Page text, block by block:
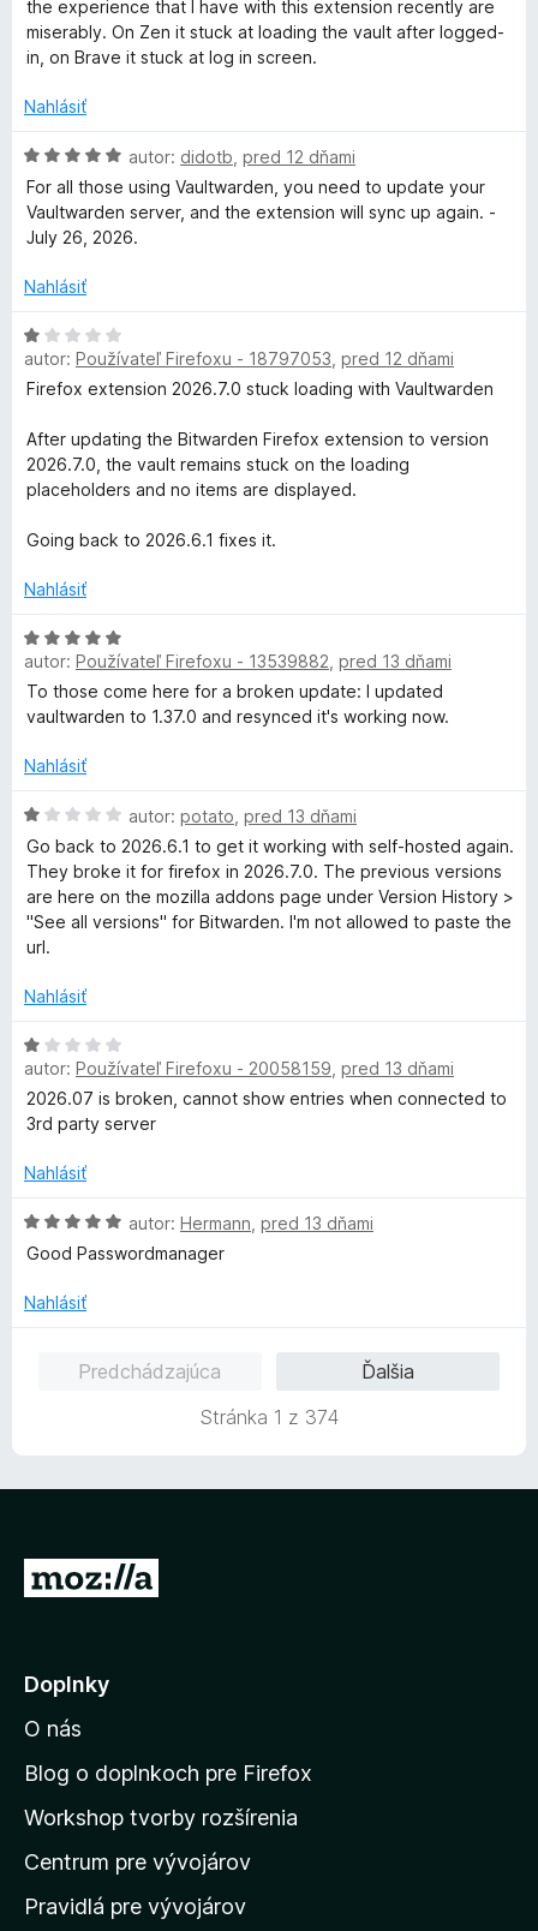
5
z
d
n
t
n
e
z
the experience that I have with this extension recently are
miserably. On Zen it stuck at loading the vault after logged-
in, on Brave it stuck at log in screen.
Nahlásiť
H
o
d
n
t
n
i
e
5
z
5
autor: didotb pred 12 dňami
For all those using Vaultwarden, you need to update your
Vaultwarden server, and the extension will sync up again. -
July 26, 2026.
Nahlásiť
H
o
d
o
t
e
:
z
5
autor: Používateľ Firefoxu - 18797053 pred 12 dňami
Firefox extension 2026.7.0 stuck loading with Vaultwarden
After updating the Bitwarden Firefox extension to version
2026.7.0, the vault remains stuck on the loading
placeholders and no items are displayed.
Going back to 2026.6.1 fixes it.
Nahlásiť
H
o
d
n
t
n
e
5
z
autor: Používateľ Firefoxu - 13539882 pred 13 dňami
To those come here for a broken update: I updated
vaultwarden to 1.37.0 and resynced it's working now.
Nahlásiť
H
o
d
n
o
t
n
e
:
1
z
autor: potato pred 13 dňami
Go back to 2026.6.1 to get it working with self-hosted again.
They broke it for firefox in 2026.7.0. The previous versions
are here on the mozilla addons page under Version History >
"See all versions" for Bitwarden. I'm not allowed to paste the
url.
Nahlásiť
H
o
d
n
t
n
:
autor: Používateľ Firefoxu - 20058159 pred 13 dňami
2026.07 is broken, cannot show entries when connected to
3rd party server
Nahlásiť
H
o
n
autor: Hermann pred 13 dňami
Good Passwordmanager
Nahlásiť
Predchádzajúca
Ďalšia
Stránka 1 z 374
P
j
ť
n
d
o
m
Doplnky
O nás
Blog o doplnkoch pre Firefox
Workshop tvorby rozšírenia
Centrum pre vývojárov
Pravidlá pre vývojárov